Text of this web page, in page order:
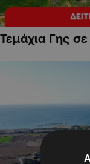
Τεμάχια Γης σε